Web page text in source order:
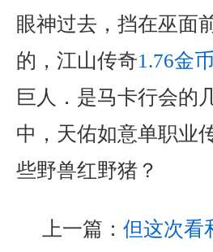
眼神过去，挡在巫面
的，江山传奇1.76金
巨人．是马卡行会
中，天佑如意单职业
些野兽红野猪？
上一篇： 但这次看